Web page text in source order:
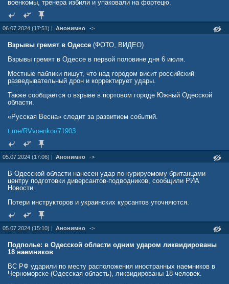
военкомы, тренера избили и упаковали на фортецю.
06.07.2024 (17:51) | Анонимно ->
Взрывы гремят в Одессе (ФОТО, ВИДЕО)
Взрывы гремят в Одессе в первой половине дня 6 июля.
Местные паблики пишут, что над городом висит российский
разведывательный дрон и корректирует удары.
Также сообщается о взрыве в портовом городе Южный Одесской
области.
«Русская Весна» следит за развитием событий.
t.me/RVvoenkor/71903
05.07.2024 (17:06) | Анонимно ->
В Одесской области нанесен удар по курируемому британцами
центру подготовки диверсантов-подводников, сообщили РИА
Новости.
Потери инструкторов и украинских курсантов уточняются.
05.07.2024 (15:10) | Анонимно ->
Подполье: в Одесской области одним ударом ликвидированы
18 наемников
ВС РФ ударили по месту расположения иностранных наемников в
Черноморске (Одесская область), ликвидированы 18 человек.